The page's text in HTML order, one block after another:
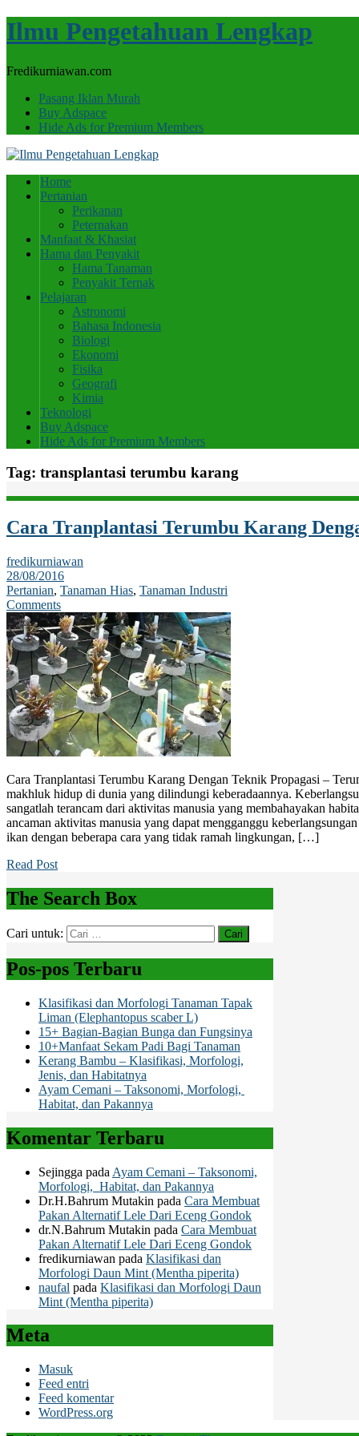
Ilmu Pengetahuan Lengkap
Fredikurniawan.com
Pasang Iklan Murah
Buy Adspace
Hide Ads for Premium Members
Home
Pertanian
Perikanan
Peternakan
Manfaat & Khasiat
Hama dan Penyakit
Hama Tanaman
Penyakit Ternak
Pelajaran
Astronomi
Bahasa Indonesia
Biologi
Ekonomi
Fisika
Geografi
Kimia
Teknologi
Buy Adspace
Hide Ads for Premium Members
Tag: transplantasi terumbu karang
Cara Tranplantasi Terumbu Karang
fredikurniawan
28/08/2016
Pertanian, Tanaman Hias, Tanaman Industri
Comments
Cara Tranplantasi Terumbu Karang Dengan Teknik Propagasi –
makhluk hidup di dunia yang dilindungi keberadaannya.
sangatlah terancam dari aktivitas manusia yang membahayakan
ancaman aktivitas manusia yang dapat mengganggu
ikan dengan beberapa cara yang tidak ramah lingkungan, […]
Read Post
The Search Box
Cari untuk:
Pos-pos Terbaru
Klasifikasi dan Morfologi Tanaman Tapak
Liman (Elephantopus scaber L)
15+ Bagian-Bagian Bunga dan Fungsinya
10+Manfaat Sekam Padi Bagi Tanaman
Kerang Bambu – Klasifikasi, Morfologi,
Jenis, dan Habitatnya
Ayam Cemani – Taksonomi, Morfologi,
Habitat, dan Pakannya
Komentar Terbaru
Sejingga pada Ayam Cemani – Taksonomi,
Morfologi, Habitat, dan Pakannya
Dr.H.Bahrum Mutakin pada Cara Membuat
Pakan Alternatif Lele Dari Eceng Gondok
dr.N.Bahrum Mutakin pada Cara Membuat
Pakan Alternatif Lele Dari Eceng Gondok
fredikurniawan pada Klasifikasi dan
Morfologi Daun Mint (Mentha piperita)
naufal pada Klasifikasi dan Morfologi Daun
Mint (Mentha piperita)
Meta
Masuk
Feed entri
Feed komentar
WordPress.org